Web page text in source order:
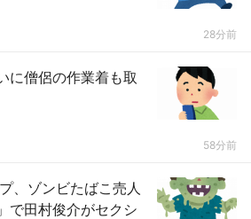
28分前
に僧侶の作業着も取
58分前
、ゾンビたばこ売人
で田村俊介がセクシ